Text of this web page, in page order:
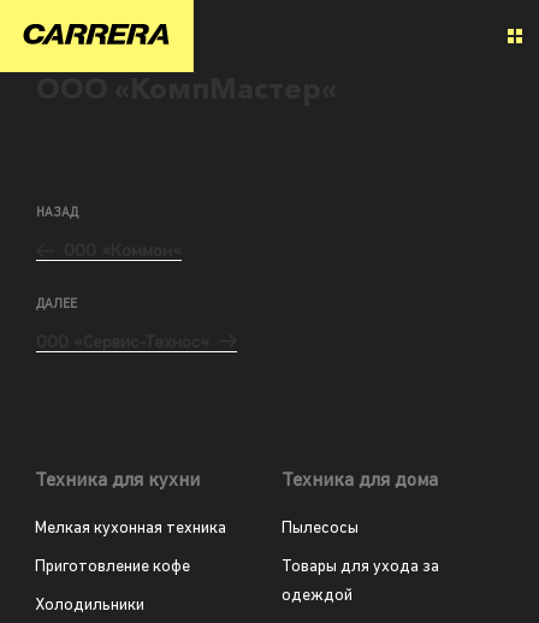
НАЗАД
ДАЛЕЕ
Техника для кухни
Мелкая кухонная техника
Приготовление кофе
Холодильники
Техника для дома
Пылесосы
Товары для ухода за
одеждой